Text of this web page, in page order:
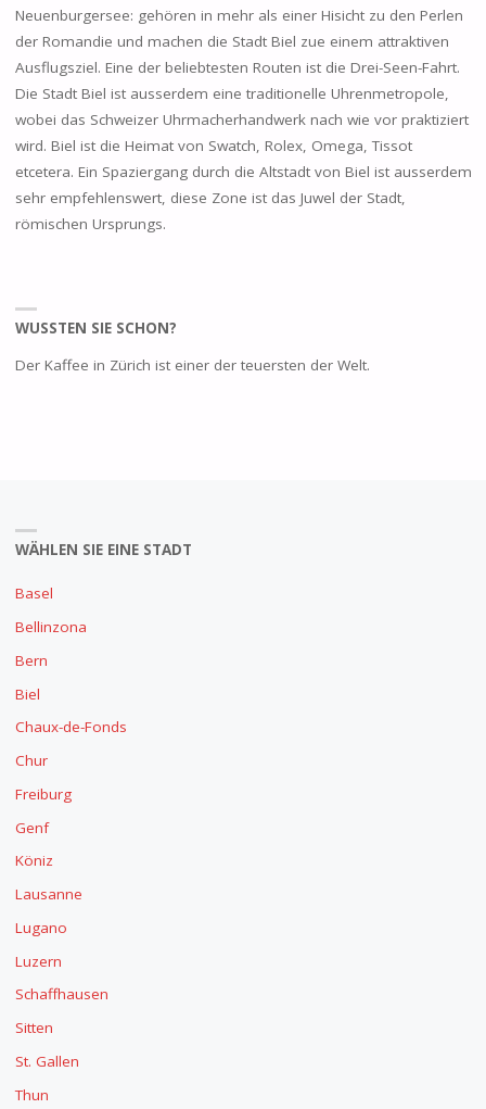
Neuenburgersee: gehören in mehr als einer Hisicht zu den Perlen
der Romandie und machen die Stadt Biel zue einem attraktiven
Ausflugsziel. Eine der beliebtesten Routen ist die Drei-Seen-Fahrt.
Die Stadt Biel ist ausserdem eine traditionelle Uhrenmetropole,
wobei das Schweizer Uhrmacherhandwerk nach wie vor praktiziert
wird. Biel ist die Heimat von Swatch, Rolex, Omega, Tissot
etcetera. Ein Spaziergang durch die Altstadt von Biel ist ausserdem
sehr empfehlenswert, diese Zone ist das Juwel der Stadt,
römischen Ursprungs.
WUSSTEN SIE SCHON?
Der Kaffee in Zürich ist einer der teuersten der Welt.
WÄHLEN SIE EINE STADT
Basel
Bellinzona
Bern
Biel
Chaux-de-Fonds
Chur
Freiburg
Genf
Köniz
Lausanne
Lugano
Luzern
Schaffhausen
Sitten
St. Gallen
Thun